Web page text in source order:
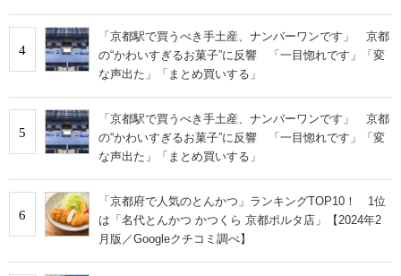
4
「京都駅で買うべき手土産、ナンバーワンです」 京都
の“かわいすぎるお菓子”に反響 「一目惚れです」「変
な声出た」「まとめ買いする」
5
「京都駅で買うべき手土産、ナンバーワンです」 京都
の“かわいすぎるお菓子”に反響 「一目惚れです」「変
な声出た」「まとめ買いする」
6
「京都府で人気のとんかつ」ランキングTOP10！ 1位
は「名代とんかつ かつくら 京都ポルタ店」【2024年2
月版／Googleクチコミ調べ】